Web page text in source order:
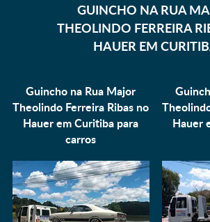
GUINCHO NA RUA
THEOLINDO FERREIRA
HAUER EM
Guincho na Rua Major
Theolindo Ferreira Ribas no
Hauer em Curitiba para
carros
Hauer